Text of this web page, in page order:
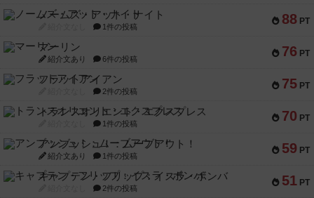
88 PT
ノームズ・アット・ナイト
1件の投稿
76 PT
マーリン
紹介文あり 6件の投稿
75 PT
フラットアイアン
2件の投稿
70 PT
トランスオリエント・エクスプレス
1件の投稿
59 PT
アンブッシュ！：ムーブアウト！
紹介文あり 1件の投稿
51 PT
キャプテン・フリップ：イスラ・ボンバ
2件の投稿